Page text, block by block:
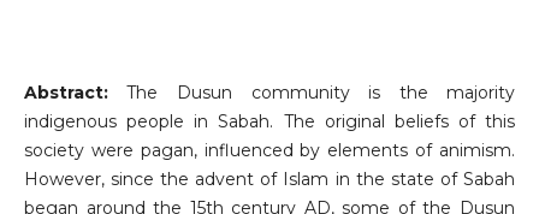
Abstract:The Dusun community is the majority
indigenous people in Sabah. The original beliefs of this
society were pagan, influenced by elements of animism.
However, since the advent of Islam in the state of Sabah
began around the 15th century AD, some of the Dusun